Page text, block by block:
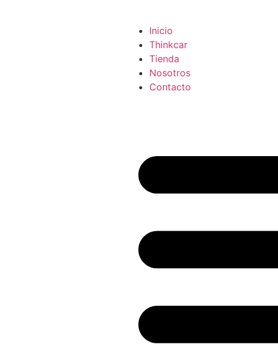
Inicio
Thinkcar
Tienda
Nosotros
Contacto